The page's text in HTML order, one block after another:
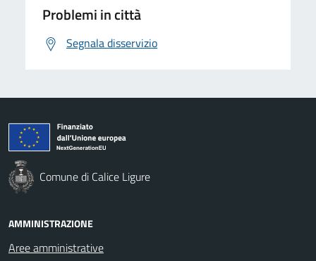
Problemi in città
Segnala disservizio
Comune di Calice Ligure
AMMINISTRAZIONE
Aree amministrative